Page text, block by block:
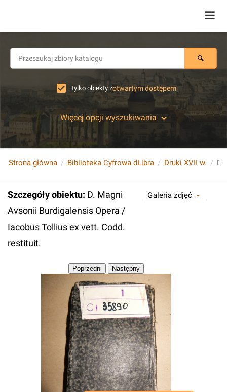
tylko obiekty zotwartym dostępem
Więcej opcji wyszukiwania
Strona główna Biblioteka Cyfrowa dLibra Druki XVII w.
Szczegóły obiektu: D. Magni
Avsonii Burdigalensis Opera /
Iacobus Tollius ex vett. Codd.
restituit.
Galeria zdjęć